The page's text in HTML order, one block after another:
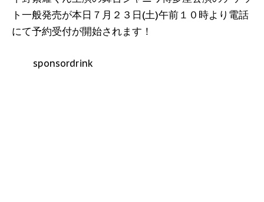
ト一般発売が本日７月２３日(土)午前１０時より電話
にて予約受付が開始されます！
sponsordrink